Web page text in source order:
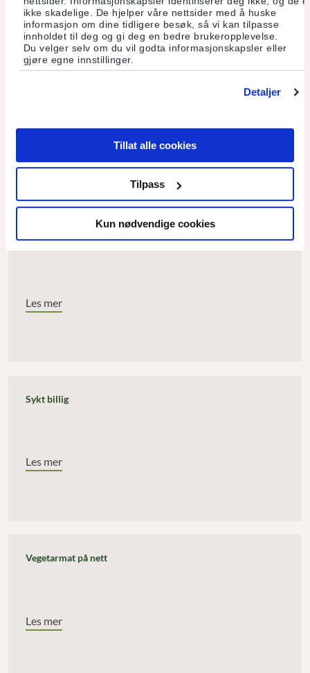
ikke skadelige. De hjelper våre nettsider med å huske
informasjon om dine tidligere besøk, så vi kan tilpasse
innholdet til deg og gi deg en bedre brukeropplevelse.
Du velger selv om du vil godta informasjonskapsler eller
gjøre egne innstillinger.
Detaljer
Tillat alle cookies
Tilpass
Kun nødvendige cookies
Jensen gir her oppskriften på næringsrik drikk til frokost
eller som mellommåltid
Fra jord til bord
Les mer
Sykt billig
Les mer
Vegetarmat på nett
Les mer